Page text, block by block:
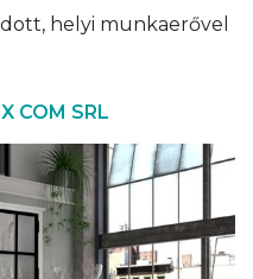
helyi munkaerővel
COM SRL